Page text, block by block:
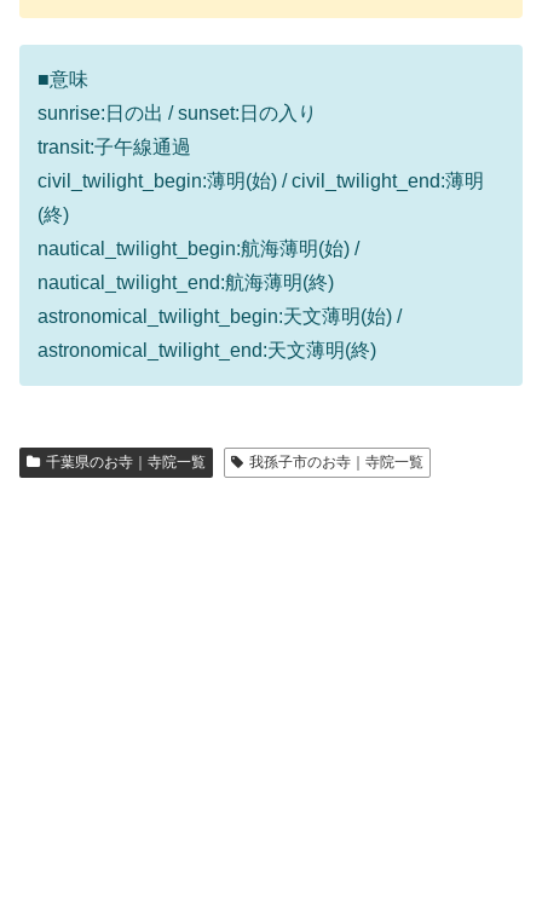
■意味
sunrise:日の出 / sunset:日の入り
transit:子午線通過
civil_twilight_begin:薄明(始) / civil_twilight_end:薄明
(終)
nautical_twilight_begin:航海薄明(始) /
nautical_twilight_end:航海薄明(終)
astronomical_twilight_begin:天文薄明(始) /
astronomical_twilight_end:天文薄明(終)
千葉県のお寺｜寺院一覧 我孫子市のお寺｜寺院一覧